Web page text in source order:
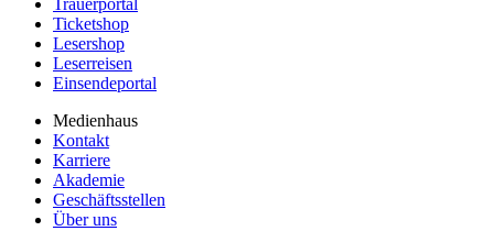
Trauerportal
Ticketshop
Lesershop
Leserreisen
Einsendeportal
Medienhaus
Kontakt
Karriere
Akademie
Geschäftsstellen
Über uns